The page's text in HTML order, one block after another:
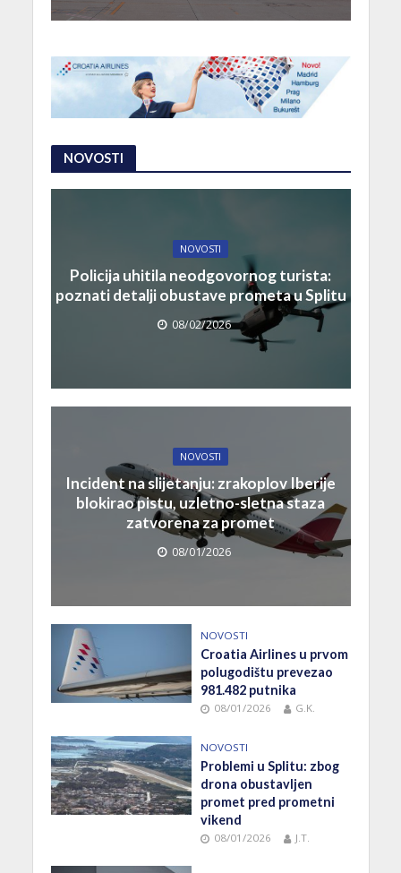
NOVOSTI
NOVOSTI
Policija uhitila neodgovornog turista:
poznati detalji obustave prometa u Splitu
08/02/2026
NOVOSTI
Incident na slijetanju: zrakoplov Iberije
blokirao pistu, uzletno-sletna staza
zatvorena za promet
08/01/2026
NOVOSTI
Croatia Airlines u prvom
polugodištu prevezao
981.482 putnika
08/01/2026 G.K.
NOVOSTI
Problemi u Splitu: zbog
drona obustavljen
promet pred prometni
vikend
08/01/2026 J.T.